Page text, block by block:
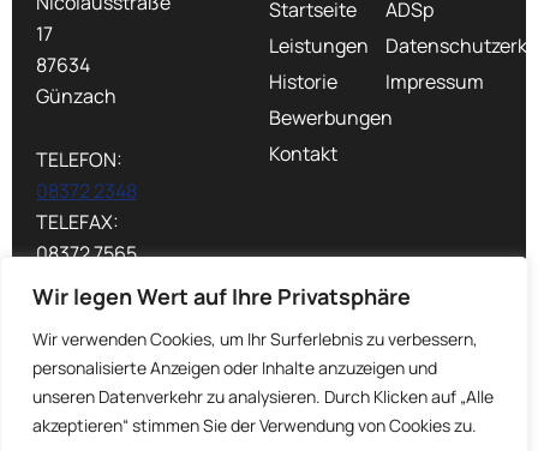
Wir legen Wert auf Ihre Privatsphäre
Wir verwenden Cookies, um Ihr Surferlebnis zu verbessern,
personalisierte Anzeigen oder Inhalte anzuzeigen und
unseren Datenverkehr zu analysieren. Durch Klicken auf „Alle
akzeptieren“ stimmen Sie der Verwendung von Cookies zu.
17
87634
Günzach
TELEFON:
08372 2348
TELEFAX:
08372 7565
MAIL:
info@spedition-
blum.de
Startseite
Leistungen
Historie
Bewerbungen
Kontakt
ADSp
Impressum
©W. Blum Spedition2026. Alle Rechte vorbehalten.